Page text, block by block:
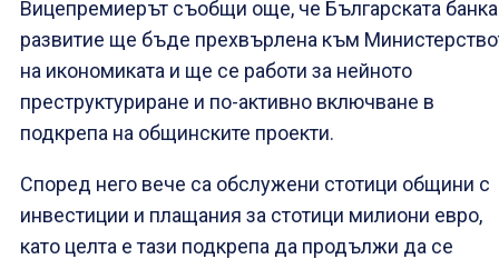
Вицепремиерът съобщи още, че Българската
развитие ще бъде прехвърлена към
на икономиката и ще се работи за нейното
преструктуриране и по-активно включване в
подкрепа на общинските проекти.
Според него вече са обслужени стотици общини с
инвестиции и плащания за стотици милиони евро,
като целта е тази подкрепа да продължи да се